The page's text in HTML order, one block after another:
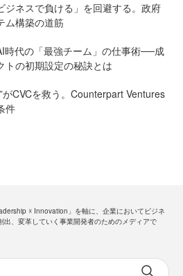
ジネスで負ける」を回避する。政府
ム構築の道筋
時代の「最強チーム」の仕事術──成
トの初期設定の秘訣とは
がCVCを救う。Counterpart Ventures
件
☓ Innovation」を軸に、企業においてビジネ
出、変革していく事業開発者のためのメディアで